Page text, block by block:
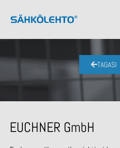
TAGASI
EUCHNER GmbH